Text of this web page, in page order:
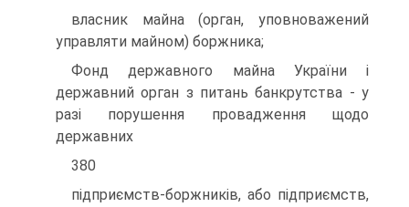
власник майна (орган, уповноважений
управляти майном) боржника;
Фонд державного майна України і
державний орган з питань банкрутства - у
разі порушення провадження щодо
державних
380
підприємств-боржників, або підприємств,